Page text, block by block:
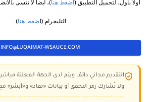
أولاً بأول، لتحميل التطبيق ( اضغط هنا)، أيضاً لا تنسى
التليجرام (اضغط هنا).
INFO@LUQAIMAT-WSAUCE.COM
التقديم مجاني دائمًا ويتم لدى الجهة المعلنة
ولا تُشارك رمز التحقق أو بيانات «نفاذ» و«أبشر»